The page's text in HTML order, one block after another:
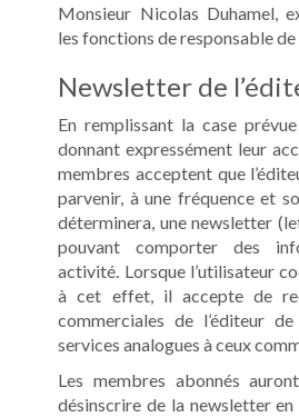
Monsieur Nicolas Duhamel,
les fonctions de responsable
Newsletter de
En remplissant la case
donnant expressément leur
membres acceptent que
parvenir, à une fréquence et
déterminera, une newsletter
pouvant comporter des
activité. Lorsque l’utilisateur
à cet effet, il accepte de
commerciales de l’éditeur
services analogues à ceux
Les membres abonnés
désinscrire de la newsletter